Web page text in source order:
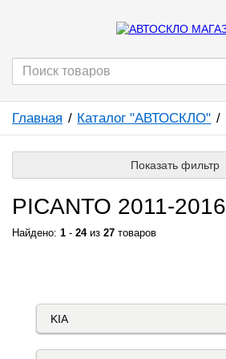
Главная Каталог "АВТОСКЛО"
Показать фильтр
PICANTO 2011-2016
Найдено: 1 - 24из 27 товаров